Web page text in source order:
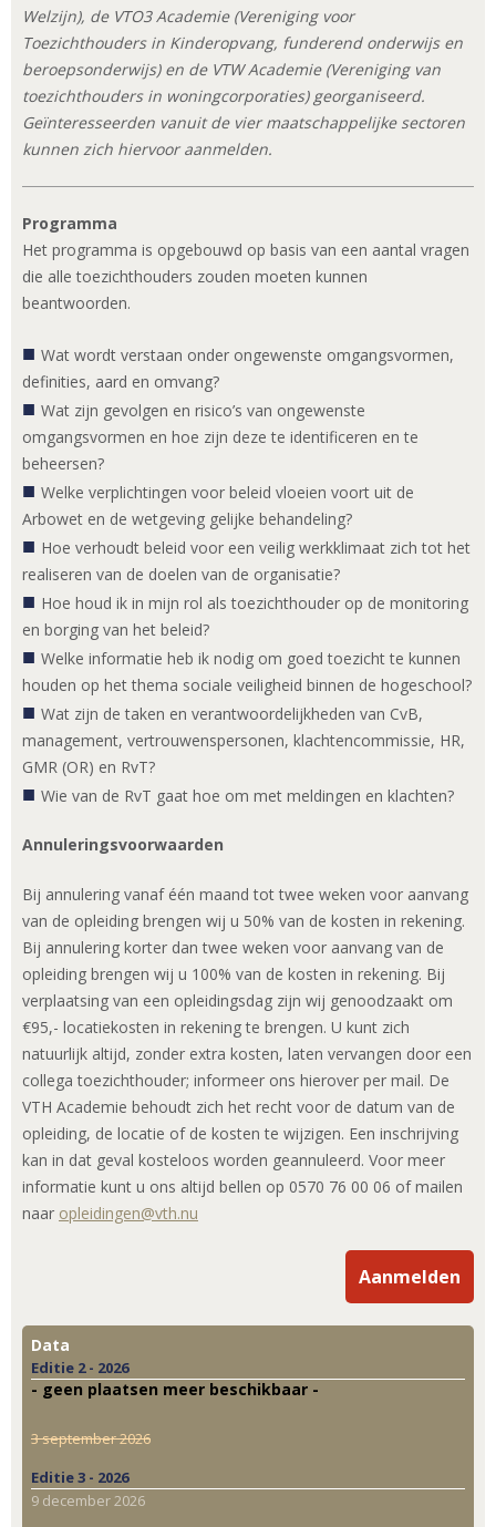
Welzijn), de VTO3 Academie (Vereniging voor
Toezichthouders in Kinderopvang, funderend onderwijs en
beroepsonderwijs) en de VTW Academie (Vereniging van
toezichthouders in woningcorporaties) georganiseerd.
Geïnteresseerden vanuit de vier maatschappelijke sectoren
kunnen zich hiervoor aanmelden.
Programma
Het programma is opgebouwd op basis van een aantal vragen
die alle toezichthouders zouden moeten kunnen
beantwoorden.
Wat wordt verstaan onder ongewenste omgangsvormen,
definities, aard en omvang?
Wat zijn gevolgen en risico’s van ongewenste
omgangsvormen en hoe zijn deze te identificeren en te
beheersen?
Welke verplichtingen voor beleid vloeien voort uit de
Arbowet en de wetgeving gelijke behandeling?
Hoe verhoudt beleid voor een veilig werkklimaat zich tot het
realiseren van de doelen van de organisatie?
Hoe houd ik in mijn rol als toezichthouder op de monitoring
en borging van het beleid?
Welke informatie heb ik nodig om goed toezicht te kunnen
houden op het thema sociale veiligheid binnen de hogeschool?
Wat zijn de taken en verantwoordelijkheden van CvB,
management, vertrouwenspersonen, klachtencommissie, HR,
GMR (OR) en RvT?
Wie van de RvT gaat hoe om met meldingen en klachten?
Annuleringsvoorwaarden
Bij annulering vanaf één maand tot twee weken voor aanvang
van de opleiding brengen wij u 50% van de kosten in rekening.
Bij annulering korter dan twee weken voor aanvang van de
opleiding brengen wij u 100% van de kosten in rekening. Bij
verplaatsing van een opleidingsdag zijn wij genoodzaakt om
€95,- locatiekosten in rekening te brengen. U kunt zich
natuurlijk altijd, zonder extra kosten, laten vervangen door een
collega toezichthouder; informeer ons hierover per mail. De
VTH Academie behoudt zich het recht voor de datum van de
opleiding, de locatie of de kosten te wijzigen. Een inschrijving
kan in dat geval kosteloos worden geannuleerd. Voor meer
informatie kunt u ons altijd bellen op 0570 76 00 06 of mailen
naar opleidingen@vth.nu
Aanmelden
Data
Editie 2 - 2026
- geen plaatsen meer beschikbaar -
3 september 2026
Editie 3 - 2026
9 december 2026